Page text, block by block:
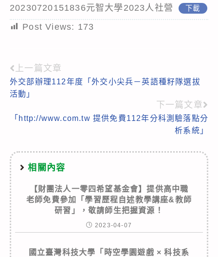
20230720151836元智大學2023人社營 下載
Post Views: 173
Read
more
上一篇文章
外交部辦理112年度「外交小尖兵－英語種籽隊選拔
活動」
下一篇文章
「http://www.com.tw 提供免費112年分科測驗落點分
析系統」
相關內容
【財團法人一零四希望基金會】提供高中職
老師免費參加「學習歷程自述教學講座&教師
研習」，敬請師生把握資源！
2023-04-07
國立臺灣科技大學「時空學園遊戲 × 科技系